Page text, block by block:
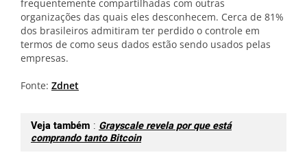
frequentemente compartilhadas com outras
organizações das quais eles desconhecem. Cerca de 81%
dos brasileiros admitiram ter perdido o controle em
termos de como seus dados estão sendo usados ​​pelas
empresas.
Fonte: Zdnet
Veja também : Grayscale revela por que está
comprando tanto Bitcoin